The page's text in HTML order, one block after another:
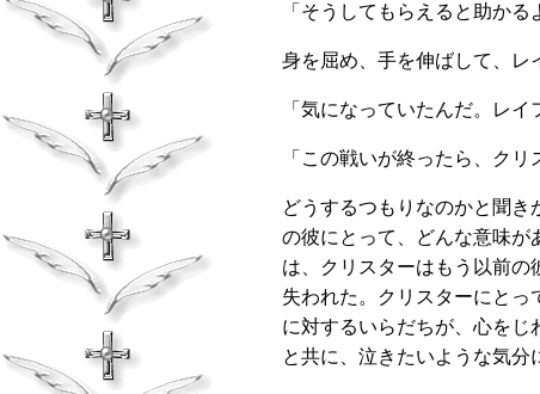
「そうしてもらえると助かる
身を屈め、手を伸ばして、レ
「気になっていたんだ。レ
「この戦いが終ったら、ク
どうするつもりなのかと聞
の彼にとって、どんな意味が
は、クリスターはもう以前の
失われた。クリスターにとっ
に対するいらだちが、心をじ
と共に、泣きたいような気分